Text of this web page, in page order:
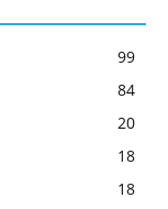
99
84
20
18
18